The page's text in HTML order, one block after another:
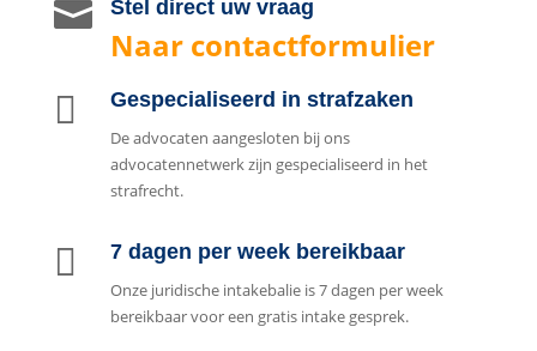
 Stel direct uw vraag
Naar contactformulier
 Gespecialiseerd in strafzaken
De advocaten aangesloten bij ons
advocatennetwerk zijn gespecialiseerd in het
strafrecht.
 7 dagen per week bereikbaar
Onze juridische intakebalie is 7 dagen per week
bereikbaar voor een gratis intake gesprek.